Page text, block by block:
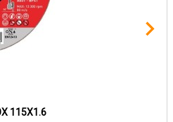
115X1.6